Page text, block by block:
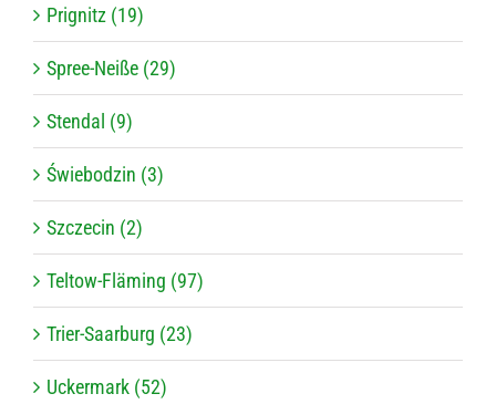
Prignitz (19)
Spree-Neiße (29)
Stendal (9)
Świebodzin (3)
Szczecin (2)
Teltow-Fläming (97)
Trier-Saarburg (23)
Uckermark (52)